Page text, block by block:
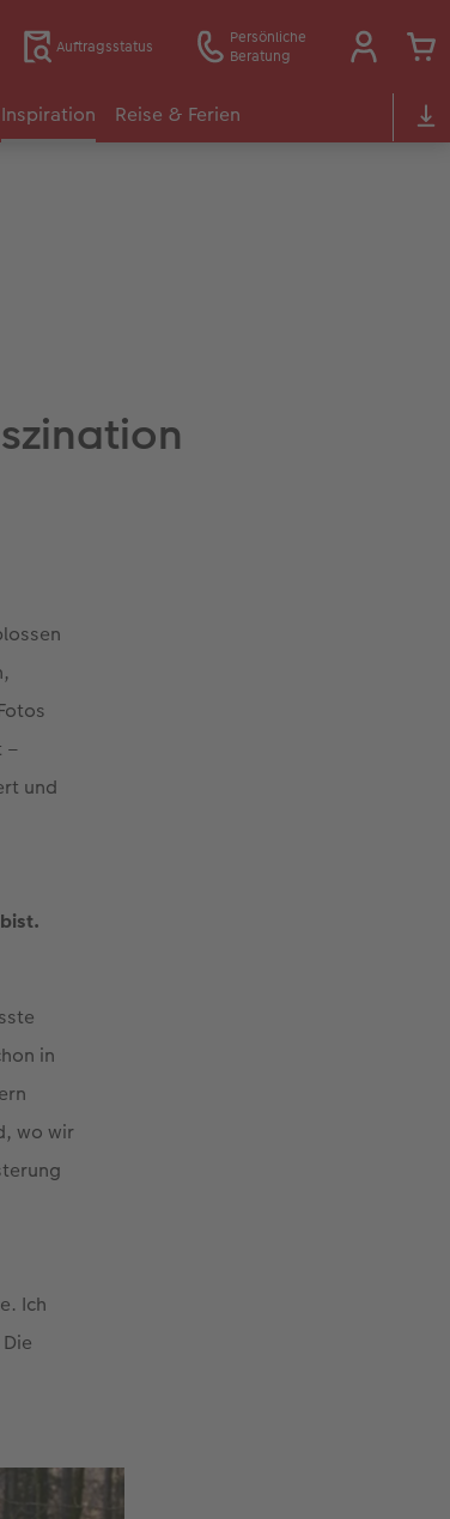
Auftragsstatus
Persönliche
Beratung
Inspiration Reise & Ferien
–
und
in
wo wir
Ich